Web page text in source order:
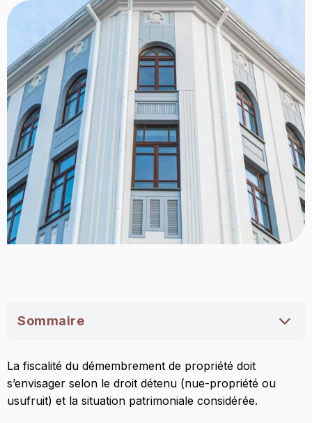
Sommaire
Démembrement de propriété, la séparation de
la nue-propriété et de l’usufruit
La fiscalité du démembrement de propriété
La fiscalité du démembrement de propriété doit
s’envisager selon le droit détenu (nue-propriété ou
usufruit) et la situation patrimoniale considérée.